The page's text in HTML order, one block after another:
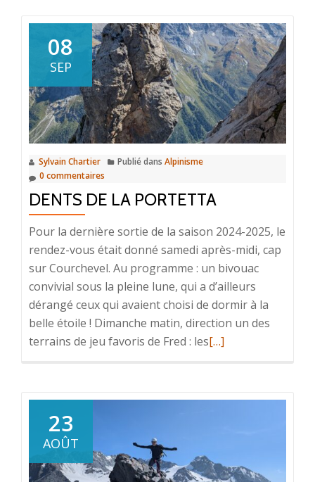
les
dates
de
la
rentrée
pour
l’activité
08
SEP
Sylvain Chartier Publié dans Alpinisme
0 commentaires
DENTS DE LA PORTETTA
Pour la dernière sortie de la saison 2024-2025, le
rendez-vous était donné samedi après-midi, cap
sur Courchevel. Au programme : un bivouac
convivial sous la pleine lune, qui a d’ailleurs
dérangé ceux qui avaient choisi de dormir à la
belle étoile ! Dimanche matin, direction un des
terrains de jeu favoris de Fred : lesEn
[…]
23
AOÛT